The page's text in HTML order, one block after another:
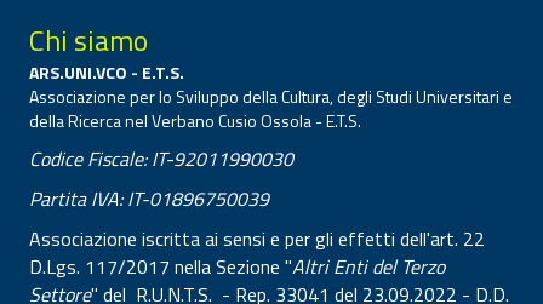
Chi siamo
ARS.UNI.VCO - E.T.S.
Associazione per lo Sviluppo della Cultura, degli Studi Universitari e
della Ricerca nel Verbano Cusio Ossola - E.T.S.
Codice Fiscale: IT-92011990030
Partita IVA: IT-01896750039
Associazione iscritta ai sensi e per gli effetti dell'art. 22
D.Lgs. 117/2017 nella Sezione "Altri Enti del Terzo
Settore" del R.U.N.T.S. - Rep. 33041 del 23.09.2022 - D.D.